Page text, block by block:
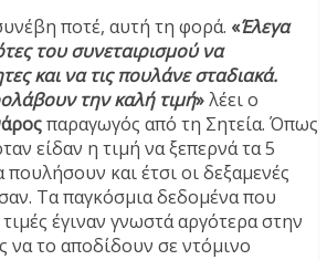
ποτέ, αυτή τη φορά. «Έλεγα
του συνεταιρισμού να
και να τις πουλάνε σταδιακά.
την καλή τιμή»λέει ο
παραγωγός από τη Σητεία. Όπως
είδαν η τιμή να ξεπερνά τα 5
και έτσι οι δεξαμενές
Τα παγκόσμια δεδομένα που
έγιναν γνωστά αργότερα στην
να το αποδίδουν σε ντόμινο